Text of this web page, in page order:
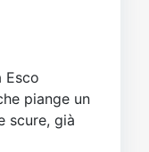
Esco
piange un
scure, già